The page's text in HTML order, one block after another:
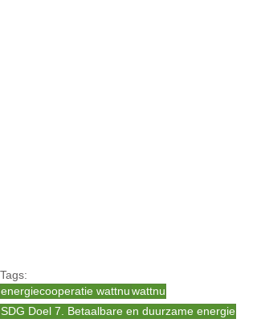
Tags:
energiecooperatie wattnuwattnu
SDG Doel 7. Betaalbare en duurzame energie